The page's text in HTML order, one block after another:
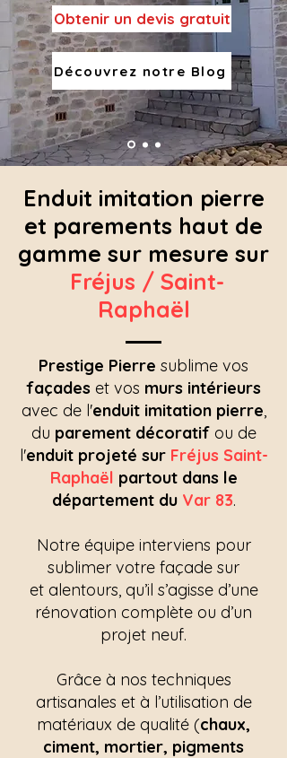
Obtenir un devis gratuit
Découvrez notre Blog
Enduit imitation pierre
et parements haut de
gamme sur mesure sur
Fréjus / Saint-
Raphaël
Prestige Pierre sublime vos
façades et vos murs intérieurs
avec de l'enduit imitation pierre,
du parement décoratifou de
l'enduit projeté surFréjus Saint-
Raphaël partout dans le
département du Var 83.
Notre équipe interviens pour
sublimer votre façade sur
et alentours, qu’il s’agisse d’une
rénovation complète ou d’un
projet neuf.
Grâce à nos techniques
artisanales et à l’utilisation de
matériaux de qualité (chaux,
ciment, mortier, pigments